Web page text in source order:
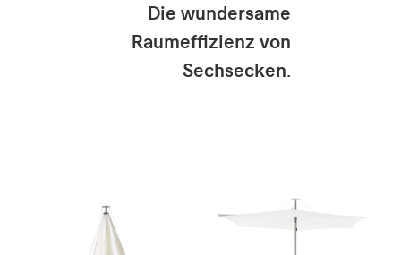
Die wundersame
Raumeffizienz von
Sechsecken.